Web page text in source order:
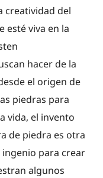
creatividad del
esté viva en la
hacer de la
el origen de
piedras para
vida, el invento
de piedra es otra
para crear
algunos